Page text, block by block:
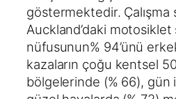
göstermektedir. Çalışma
Auckland’daki motosiklet
nüfusunun% 94’ünü
kazaların çoğu kentsel 50
bölgelerinde (% 66), gün